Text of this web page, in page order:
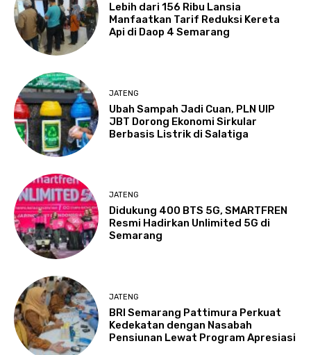
Lebih dari 156 Ribu Lansia
Manfaatkan Tarif Reduksi Kereta
Api di Daop 4 Semarang
JATENG
Ubah Sampah Jadi Cuan, PLN UIP
JBT Dorong Ekonomi Sirkular
Berbasis Listrik di Salatiga
JATENG
Didukung 400 BTS 5G, SMARTFREN
Resmi Hadirkan Unlimited 5G di
Semarang
JATENG
BRI Semarang Pattimura Perkuat
Kedekatan dengan Nasabah
Pensiunan Lewat Program Apresiasi